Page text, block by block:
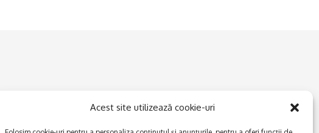
Acest site utilizează cookie-uri